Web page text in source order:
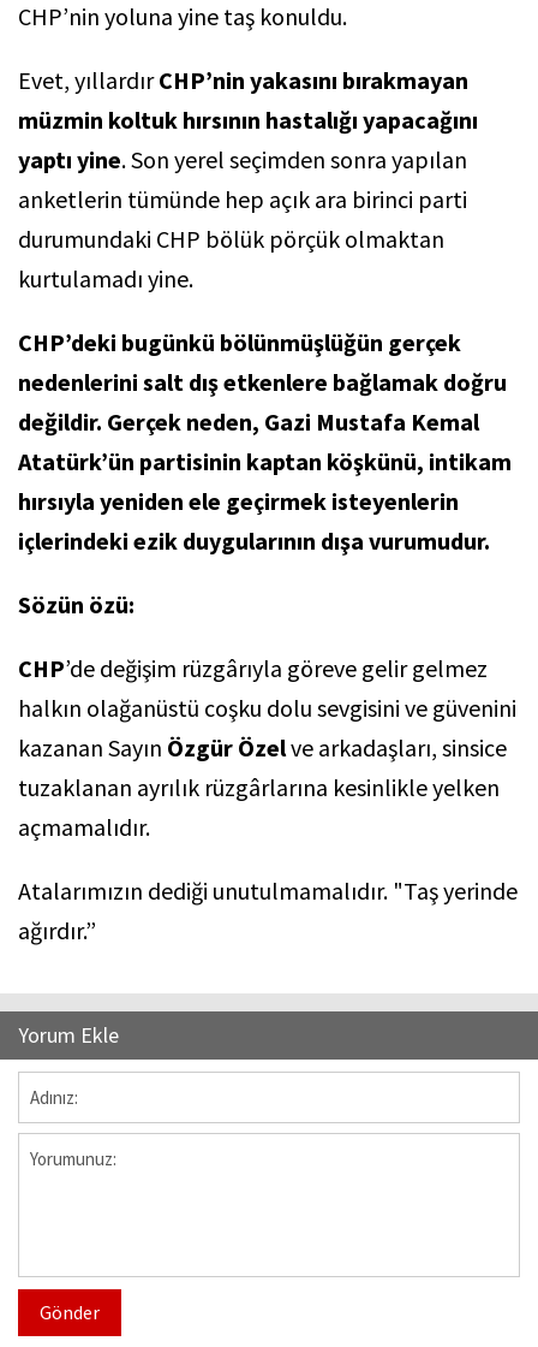
CHP’nin yoluna yine taş konuldu.
Evet, yıllardırCHP’nin yakasını bırakmayan
müzmin koltuk hırsının hastalığı yapacağını
yaptı yine. Son yerel seçimden sonra yapılan
anketlerin tümünde hep açık ara birinci parti
durumundaki CHP bölük pörçük olmaktan
kurtulamadı yine.
CHP’deki bugünkü bölünmüşlüğün gerçek
nedenlerini salt dış etkenlere bağlamak doğru
değildir. Gerçek neden, Gazi Mustafa Kemal
Atatürk’ün partisinin kaptan köşkünü, intikam
hırsıyla yeniden ele geçirmek isteyenlerin
içlerindeki ezik duygularının dışa vurumudur.
Sözün özü:
CHP’de değişim rüzgârıyla göreve gelir gelmez
halkın olağanüstü coşku dolu sevgisini ve güvenini
kazanan Sayın Özgür Özelve arkadaşları, sinsice
tuzaklanan ayrılık rüzgârlarına kesinlikle yelken
açmamalıdır.
Atalarımızın dediği unutulmamalıdır. "Taş yerinde
ağırdır.”
Yorum Ekle
Gönder